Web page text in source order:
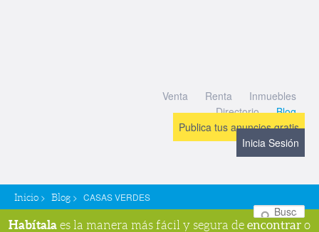
Venta Renta
Inmuebles
Directorio
Blog
Publica tus anuncios gratis
Inicia Sesión
Inicio > Blog > CASAS VERDES
Habítala es la manera más fácil y segura de encontrar o